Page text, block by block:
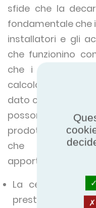
sfide che la
fondamentale che
installatori e gli
che funzionino
che i risparmi
calcolati in fase
dato che le
possono
prodotto giusto
che le
apportano un
La
prestazioni. I